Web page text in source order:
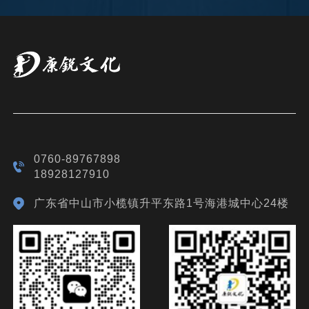
0760-89767898
18928127910
广东省中山市小榄镇升平东路1号海港城中心24楼